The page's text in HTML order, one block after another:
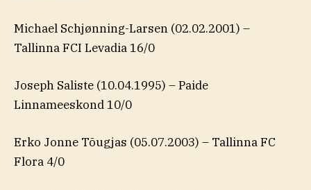
Michael Schjønning-Larsen (02.02.2001) –
Tallinna FCI Levadia 16/0
Joseph Saliste (10.04.1995) – Paide
Linnameeskond 10/0
Erko Jonne Tõugjas (05.07.2003) – Tallinna FC
Flora 4/0